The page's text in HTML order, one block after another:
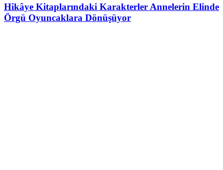
Hikâye Kitaplarındaki Karakterler Annelerin Elinde
Örgü Oyuncaklara Dönüşüyor